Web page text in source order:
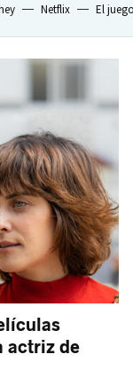
Netflix El
actriz de